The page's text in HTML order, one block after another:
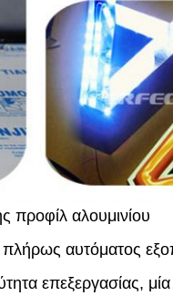
προφίλ αλουμινίου
πλήρως αυτόματος
επεξεργασίας,